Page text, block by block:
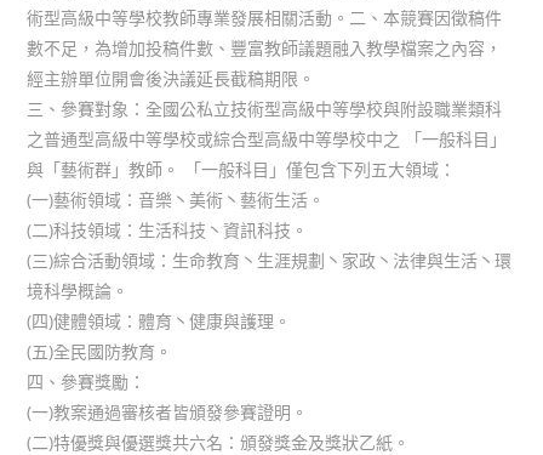
術型高級中等學校教師專業發展相關活動。二、本競賽因徵稿件
數不足，為增加投稿件數、豐富教師議題融入教學檔案之內容，
經主辦單位開會後決議延長截稿期限。
三、參賽對象：全國公私立技術型高級中等學校與附設職業類科
之普通型高級中等學校或綜合型高級中等學校中之 「一般科目」
與「藝術群」教師。 「一般科目」僅包含下列五大領域：
(一)藝術領域：音樂丶美術丶藝術生活。
(二)科技領域：生活科技丶資訊科技。
(三)綜合活動領域：生命教育丶生涯規劃丶家政丶法律與生活丶環
境科學概論。
(四)健體領域：體育丶健康與護理。
(五)全民國防教育。
四、參賽獎勵：
(一)教案通過審核者皆頒發參賽證明。
(二)特優獎與優選獎共六名：頒發獎金及獎狀乙紙。